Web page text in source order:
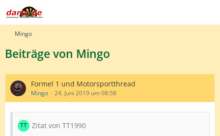
Mingo
Beiträge von Mingo
Formel 1 und Motorsportthread
Mingo 24. Juni 2019 um 08:58
Zitat von TT1990